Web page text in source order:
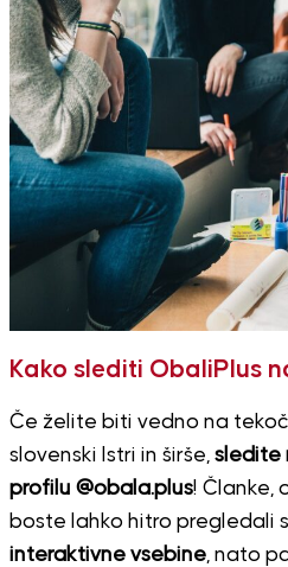
Kako slediti ObaliPlus
Če želite biti vedno na
slovenski Istri in širše, sledite
profilu @obala.plus! Članke,
boste lahko hitro pregledali
interaktivne vsebine, nato